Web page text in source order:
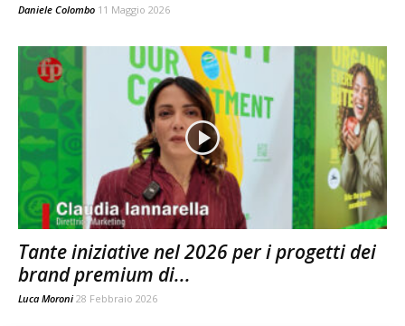
Daniele Colombo 11 Maggio 2026
Tante iniziative nel 2026 per i progetti dei
brand premium di...
Luca Moroni 28 Febbraio 2026